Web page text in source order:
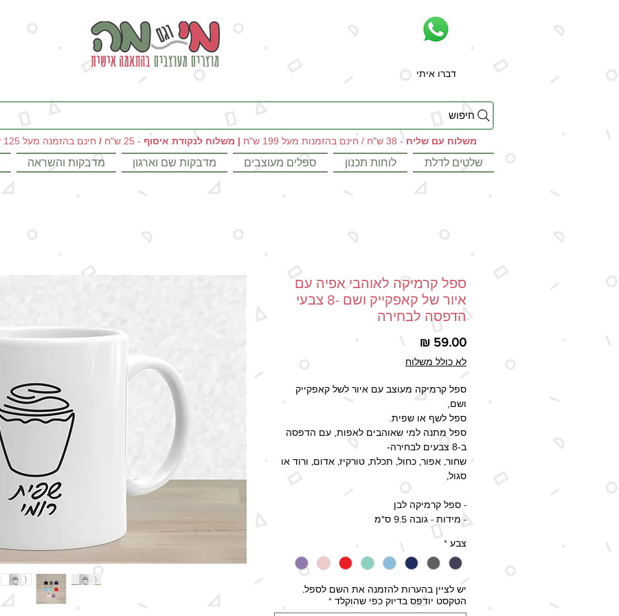
דברו איתי
חיפוש
משלוח עם שליח - 38 ש"ח / חינם בהזמנות מעל 199 ש"ח | משלוח לנקודת איסוף - 25 ש"ח / חינם בהזמנה מעל 125 ש"ח
שלטים לדלת לוחות תכנון ספלים מעוצבים מדבקות שם וארגון מדבקות והשראה
ספל קרמיקה לאוהבי אפיה עם
איור של קאפקייק ושם -8 צבעי
הדפסה לבחירה
לא כולל משלוח
ספל קרמיקה מעוצב עם איור לשל קאפקייק
ושם,
ספל לשף או שפית.
ספל מתנה למי שאוהבים לאפות, עם הדפסה
ב-8 צבעים לבחירה-
שחור, אפור, כחול, תכלת, טורקיז, אדום, ורוד או
סגול,
- ספל קרמיקה לבן
- מידות - גובה 9.5 ס"מ
- עמיד בשטיפה במדיח
המעודכן בשיטות המשלוח השונות כולל גם
את זמן ההפקה.
צבע *
יש לציין בהערות להזמנה את השם לספל.
הטקסט יודפס בדיוק כפי שהוקלד *